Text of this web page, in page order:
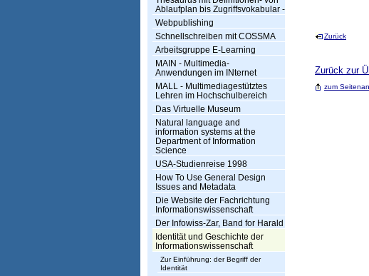
n
f
o
r
m
a
i
o
n
s
w
Ablaufplan bis Zugriffsvokabular -
Webpublishing
Schnellschreiben mit COSSMA
Arbeitsgruppe E-Learning
MAIN - Multimedia-
Anwendungen im INternet
MALL - Multimediagestütztes
Lehren im Hochschulbereich
Das Virtuelle Museum
Natural language and
information systems at the
Department of Information
Science
USA-Studienreise 1998
How To Use General Design
Issues and Metadata
Die Website der Fachrichtung
Informationswissenschaft
Der Infowiss-Zar, Band for Harald
Identität und Geschichte der
Informationswissenschaft
Zur Einführung: der Begriff der
Identität
Zurück
Zurück zur
zum